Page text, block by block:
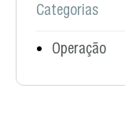
Categorias
Operação